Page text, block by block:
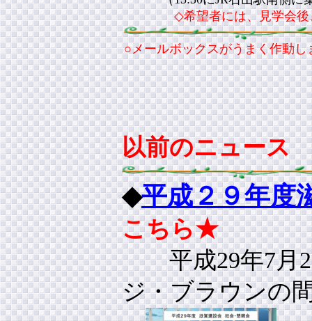
◇希望者には、見学会後、
○メールボックスがうまく作動し
以前のニュース
◆平成２９年度
こちら★
平成29年7
ジ・ブラウン